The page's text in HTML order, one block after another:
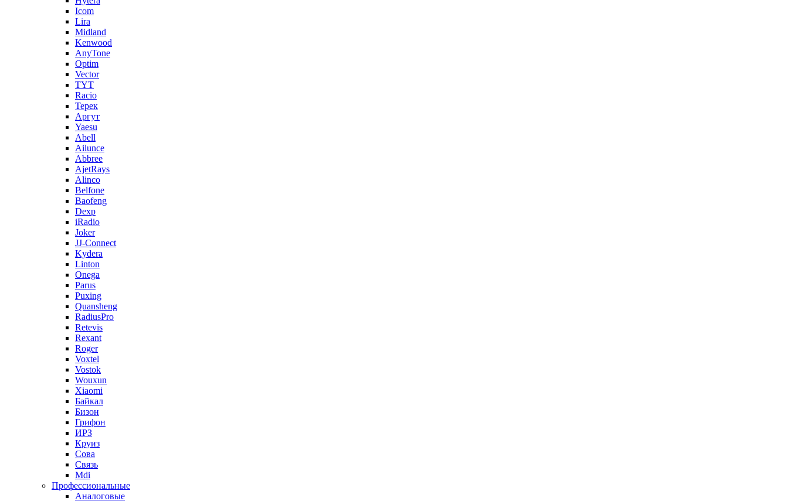
Icom
Lira
Midland
Kenwood
AnyTone
Optim
Vector
TYT
Racio
Терек
Аргут
Yaesu
Abell
Ailunce
Abbree
AjetRays
Alinco
Belfone
Baofeng
Dexp
iRadio
Joker
JJ-Connect
Kydera
Linton
Onega
Parus
Puxing
Quansheng
RadiusPro
Retevis
Rexant
Roger
Voxtel
Vostok
Wouxun
Xiaomi
Байкал
Бизон
Грифон
ИРЗ
Круиз
Сова
Связь
Mdi
Профессиональные
Аналоговые